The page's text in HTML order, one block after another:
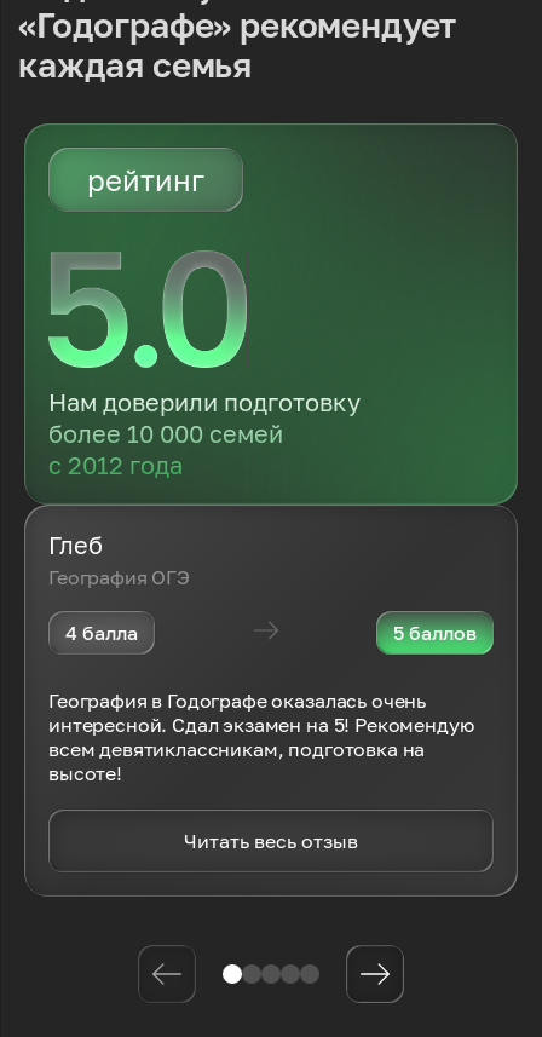
«Годографе» рекомендует
каждая семья
рейтинг
Нам доверили подготовку
более 10 000 семей
с 2012 года
Глеб
География ОГЭ
4 балла 5 баллов
География в Годографе оказалась очень
интересной. Сдал экзамен на 5! Рекомендую
всем девятиклассникам, подготовка на
высоте!
Читать весь отзыв